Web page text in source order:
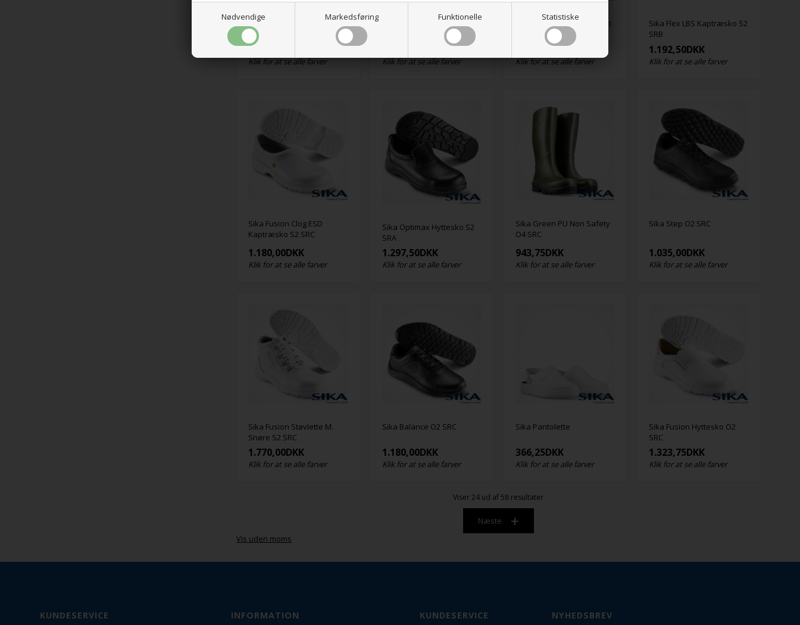
Nødvendige Markedsføring Funktionelle Statistiske
Sika Optimax Sandal O1
SRA
1.218,75
Klik for at se alle farver
Impregneringsspray
Klik for at se alle farver
Sika Optimax Snøresko O1
1.153,75DKK
Klik for at se alle farver
Sika Flex LBS Kaptræsko S2
SRB
1.192,50DKK
Klik for at se alle farver
Sika Fusion Clog ESD
Kaptræsko S2 SRC
1.180,00DKK
Klik for at se alle farver
Sika Optimax Hyttesko S2
SRA
1.297,50DKK
Klik for at se alle farver
Sika Green PU Non Safety
O4 SRC
943,75DKK
Klik for at se alle farver
Sika Step O2 SRC
1.035,00DKK
Klik for at se alle farver
Sika Fusion Støvlette M.
Snøre S2 SRC
1.770,00DKK
Klik for at se alle farver
Sika Balance O2 SRC
1.180,00DKK
Klik for at se alle farver
Sika Pantolette
366,25DKK
Klik for at se alle farver
Sika Fusion Hyttesko O2
SRC
1.323,75DKK
Klik for at se alle farver
Viser24 ud af 58 resultater
Næste
Vis uden moms
KUNDESERVICE INFORMATION KUNDESERVICE NYHEDSBREV